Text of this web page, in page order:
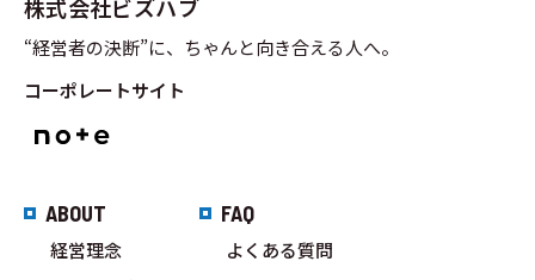
株式会社ビズハブ
“経営者の決断”に、ちゃんと向き合える人へ。
コーポレートサイト
ABOUT
経営理念
FAQ
よくある質問